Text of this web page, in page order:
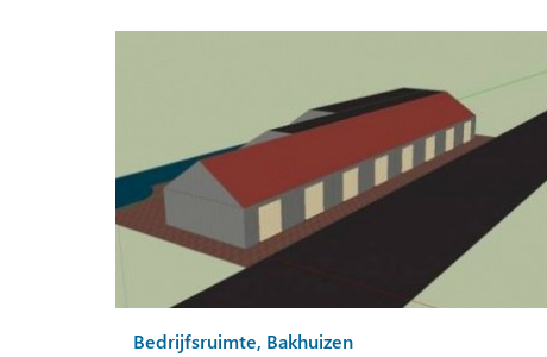
Bedrijfsruimte, Bakhuizen